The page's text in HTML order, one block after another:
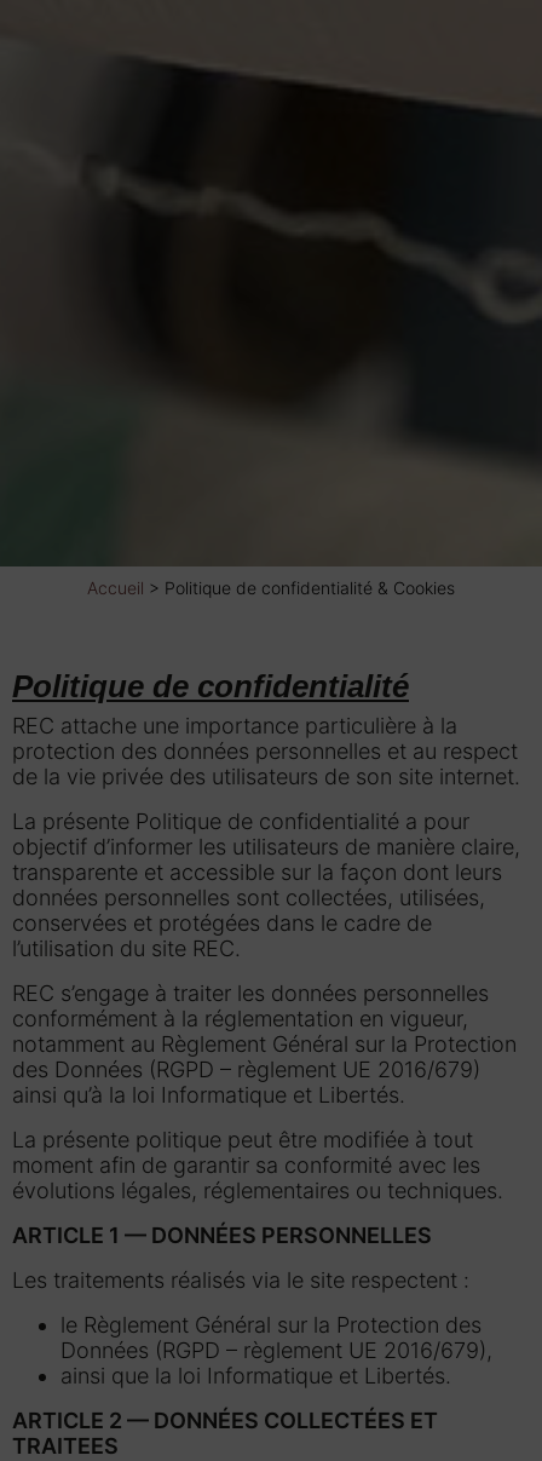
Accueil > Politique de confidentialité & Cookies
Politique de confidentialité
REC attache une importance particulière à la
protection des données personnelles et au respect
de la vie privée des utilisateurs de son site internet.
La présente Politique de confidentialité a pour
objectif d’informer les utilisateurs de manière claire,
transparente et accessible sur la façon dont leurs
données personnelles sont collectées, utilisées,
conservées et protégées dans le cadre de
l’utilisation du site REC.
REC s’engage à traiter les données personnelles
conformément à la réglementation en vigueur,
notamment au Règlement Général sur la Protection
des Données (RGPD – règlement UE 2016/679)
ainsi qu’à la loi Informatique et Libertés.
La présente politique peut être modifiée à tout
moment afin de garantir sa conformité avec les
évolutions légales, réglementaires ou techniques.
ARTICLE 1 — DONNÉES PERSONNELLES
Les traitements réalisés via le site respectent :
le Règlement Général sur la Protection des
Données (RGPD – règlement UE 2016/679),
ainsi que la loi Informatique et Libertés.
ARTICLE 2 — DONNÉES COLLECTÉES ET
TRAITEES